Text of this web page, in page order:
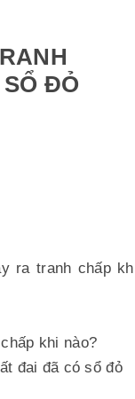
ĐỎ
ra tranh chấp
khi nào?
đai đã có sổ đỏ